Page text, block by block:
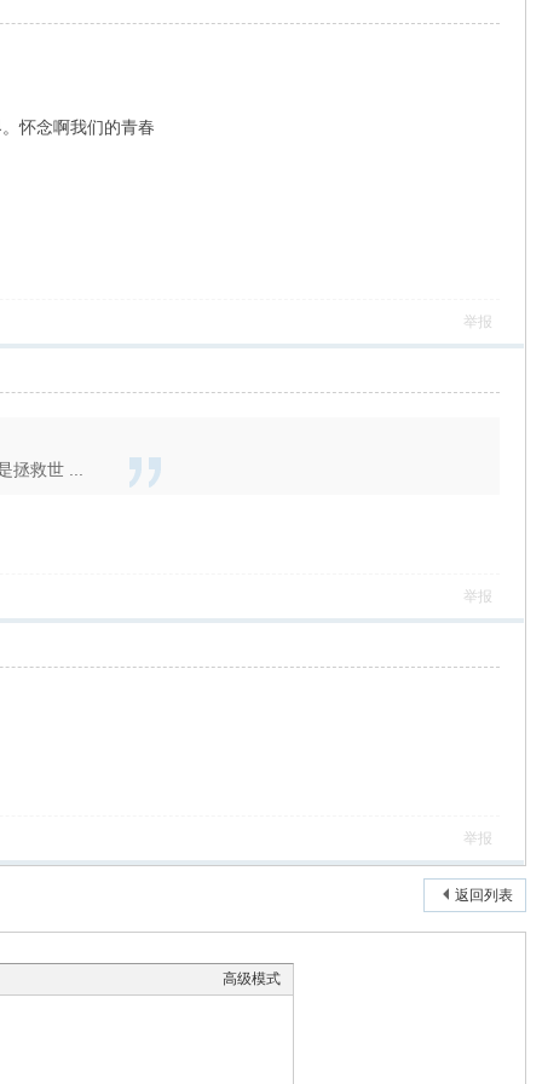
怀念啊我们的青春
举报
拯救世 ...
举报
举报
返回列表
高级模式